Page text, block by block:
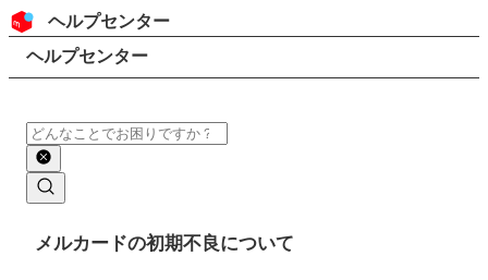
コンテンツにスキップ
ヘッダー
ヘルプセンター
検索
パンくずリスト
ヘルプセンター
検索
メインコンテンツ
メルカードの初期不良について